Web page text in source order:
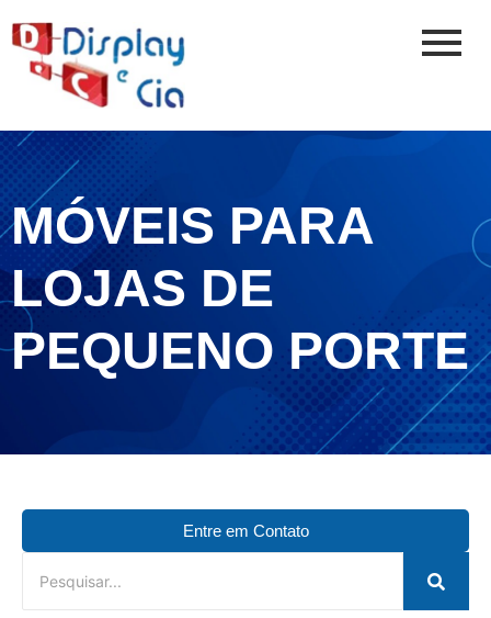
MÓVEIS PARA
LOJAS DE
PEQUENO PORTE
Entre em Contato